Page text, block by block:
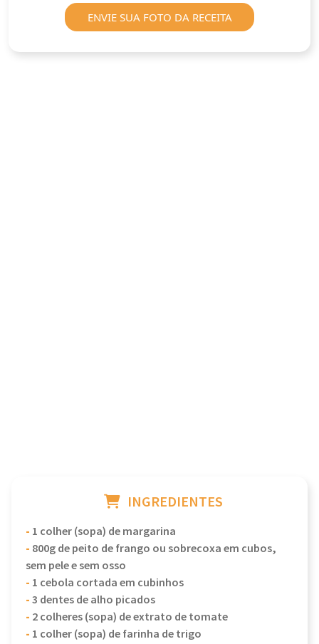
ENVIE SUA FOTO DA RECEITA
INGREDIENTES
- 1 colher (sopa) de margarina
- 800g de peito de frango ou sobrecoxa em cubos,
sem pele e sem osso
- 1 cebola cortada em cubinhos
-3 dentes de alho picados
- 2 colheres (sopa) de extrato de tomate
- 1 colher (sopa) de farinha de trigo